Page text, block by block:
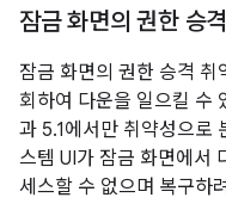
잠금 화면의 권한 승
잠금 화면의 권한 승격
회하여 다운을 일으킬 수
과 5.1에서만 취약성으로
스템 UI가 잠금 화면에서
세스할 수 없으며 복구하